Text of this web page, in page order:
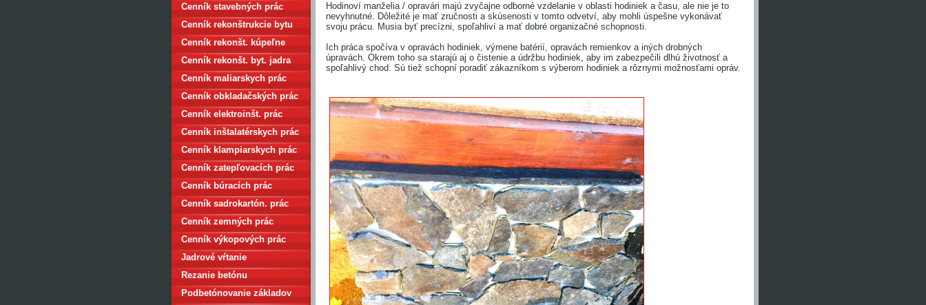
Hodinoví manželia / opravári majú zvyčajne odborné vzdelanie v oblasti hodiniek a času, ale nie je to
nevyhnutné. Dôležité je mať zručnosti a skúsenosti v tomto odvetví, aby mohli úspešne vykonávať
svoju prácu. Musia byť precízni, spoľahliví a mať dobré organizačné schopnosti.
Ich práca spočíva v opravách hodiniek, výmene batérií, opravách remienkov a iných drobných
úpravách. Okrem toho sa starajú aj o čistenie a údržbu hodiniek, aby im zabezpečili dlhú životnosť a
spoľahlivý chod. Sú tiež schopní poradiť zákazníkom s výberom hodiniek a rôznymi možnosťami opráv.
Cenník stavebných prác
Cenník rekonštrukcie bytu
Cenník rekonšt. kúpeľne
Cenník rekonšt. byt. jadra
Cenník maliarskych prác
Cenník obkladačských prác
Cenník elektroinšt. prác
Cenník inštalatérskych prác
Cenník klampiarskych prác
Cenník zatepľovacích prác
Cenník búracích prác
Cenník sadrokartón. prác
Cenník zemných prác
Cenník výkopových prác
Jadrové vŕtanie
Rezanie betónu
Podbetónovanie základov